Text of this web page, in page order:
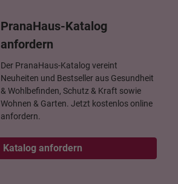
PranaHaus-Katalog
anfordern
Der PranaHaus-Katalog vereint
Neuheiten und Bestseller aus Gesundheit
& Wohlbefinden, Schutz & Kraft sowie
Wohnen & Garten. Jetzt kostenlos online
anfordern.
Katalog anfordern